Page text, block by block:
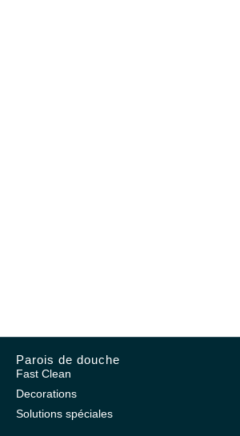
Parois de douche
Fast Clean
Decorations
Solutions spéciales